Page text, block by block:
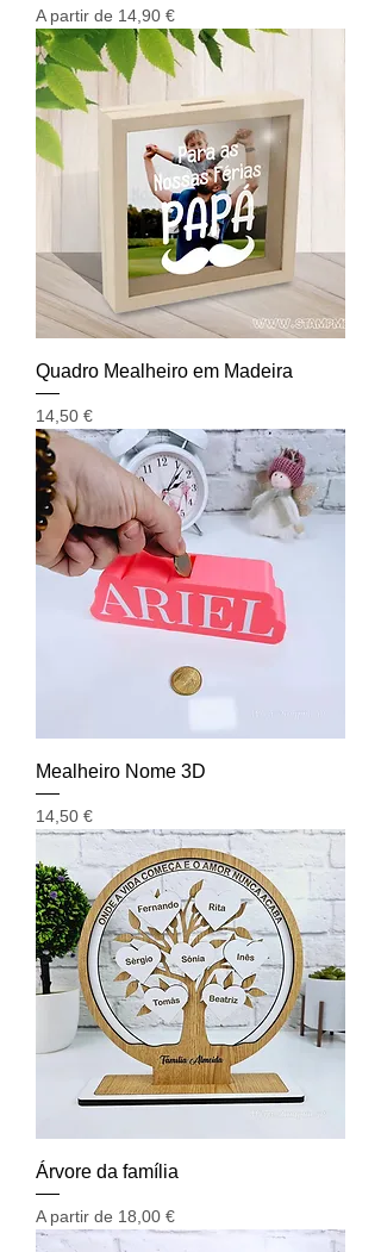
A partir de 14,90 €
Preço promocional
Quadro Mealheiro em Madeira
Preço
14,50 €
Mealheiro Nome 3D
Preço
14,50 €
Árvore da família
A partir de 18,00 €
Preço promocional